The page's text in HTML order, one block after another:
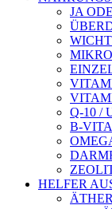
JA
Q-10 /
B-
HELFER